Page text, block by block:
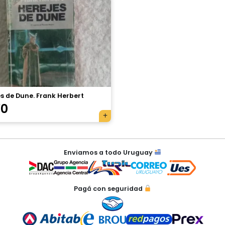
de Dune. Frank Herbert
Enviamos a todo Uruguay
Pagá con seguridad